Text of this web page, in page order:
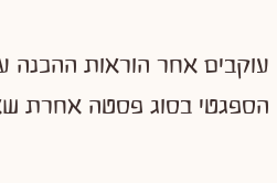
עוקבים אחר הוראות
הספגטי בסוג פסטה אחרת